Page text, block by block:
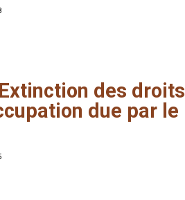
Extinction des droits
due par le